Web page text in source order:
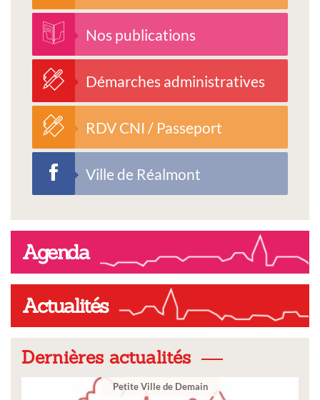
Nos publications
Démarches administratives
RDV CNI / Passeport
Ville de Réalmont
Agenda
Actualités
Dernières actualités